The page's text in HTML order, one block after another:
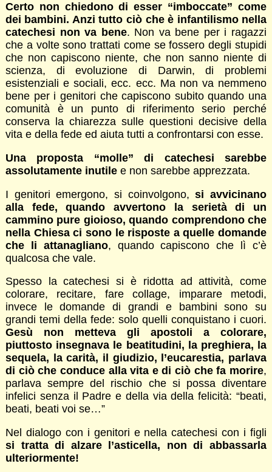
Certo non chiedono di esser “imboccate” come
dei bambini. Anzi tutto ciò che è infantilismo nella
catechesi non va bene. Non va bene per i ragazzi
che a volte sono trattati come se fossero degli stupidi
che non capiscono niente, che non sanno niente di
scienza, di evoluzione di Darwin, di problemi
esistenziali e sociali, ecc. ecc. Ma non va nemmeno
bene per i genitori che capiscono subito quando una
comunità è un punto di riferimento serio perché
conserva la chiarezza sulle questioni decisive della
vita e della fede ed aiuta tutti a confrontarsi con esse.
Una proposta “molle” di catechesi sarebbe
assolutamente inutilee non sarebbe apprezzata.
I genitori emergono, si coinvolgono,si avvicinano
alla fede, quando avvertono la serietà di un
cammino pure gioioso, quando comprendono che
nella Chiesa ci sono le risposte a quelle domande
che li attanagliano, quando capiscono che lì c’è
qualcosa che vale.
Spesso la catechesi si è ridotta ad attività, come
colorare, recitare, fare collage, imparare metodi,
invece le domande di grandi e bambini sono su
grandi temi della fede: solo quelli conquistano i cuori.
Gesù non metteva gli apostoli a colorare,
piuttosto insegnava le beatitudini, la preghiera, la
sequela, la carità, il giudizio, l’eucarestia, parlava
di ciò che conduce alla vita e di ciò che fa morire,
parlava sempre del rischio che si possa diventare
infelici senza il Padre e della via della felicità: “beati,
beati, beati voi se…”
Nel dialogo con i genitori e nella catechesi con i figli
si tratta di alzare l’asticella, non di abbassarla
ulteriormente!